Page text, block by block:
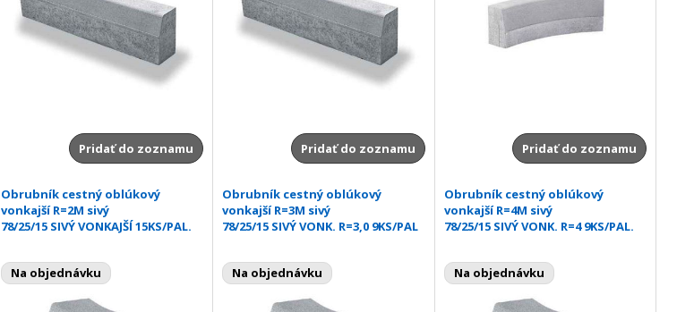
Pridať do zoznamu Pridať do zoznamu Pridať do zoznamu
Obrubník cestný oblúkový
vonkajší R=2M sivý
78/25/15 SIVÝ VONKAJŠÍ 15KS/PAL.
Na objednávku
Obrubník cestný oblúkový
vonkajší R=3M sivý
78/25/15 SIVÝ VONK. R=3,0 9KS/PAL
Na objednávku
Obrubník cestný oblúkový
vonkajší R=4M sivý
78/25/15 SIVÝ VONK. R=4 9KS/PAL.
Na objednávku